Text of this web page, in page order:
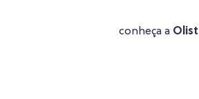
conheça a Olist